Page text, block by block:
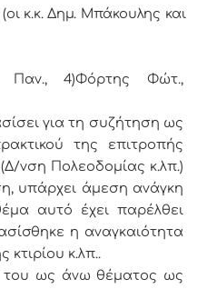
κ.κ. Δημ. Μπάκουλης και
Παν., 4)Φόρτης Φώτ.,
για τη συζήτηση ως
της επιτροπής
νση Πολεοδομίας κ.λπ.)
υπάρχει άμεση ανάγκη
αυτό έχει παρέλθει
η αναγκαιότητα
κ.λπ..
του ως άνω θέματος ως